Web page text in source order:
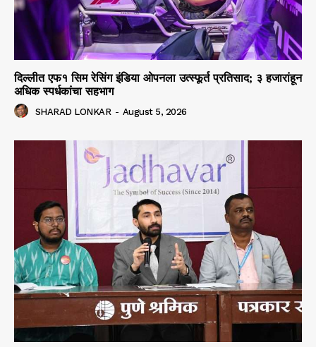
दिल्लीत एफ१ सिम रेसिंग इंडिया ओपनला उत्स्फूर्त प्रतिसाद; ३ हजारांहून
अधिक स्पर्धकांचा सहभाग
SHARAD LONKAR - August 5, 2026